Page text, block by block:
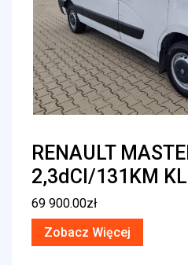
RENAULT
2,3dCI/131KM
69 900.00zł
Zobacz Więcej